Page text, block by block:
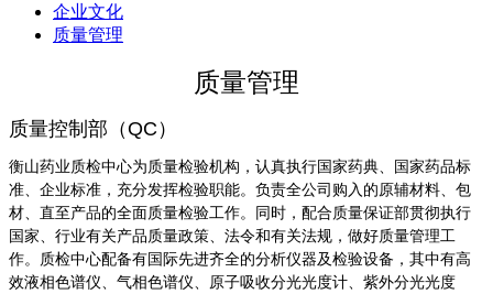
企业文化
质量管理
质量管理
质量控制部（QC）
衡山药业质检中心为质量检验机构，认真执行国家药典、国家药品标
准、企业标准，充分发挥检验职能。负责全公司购入的原辅材料、包
材、直至产品的全面质量检验工作。同时，配合质量保证部贯彻执行
国家、行业有关产品质量政策、法令和有关法规，做好质量管理工
作。质检中心配备有国际先进齐全的分析仪器及检验设备，其中有高
效液相色谱仪、气相色谱仪、原子吸收分光光度计、紫外分光光度